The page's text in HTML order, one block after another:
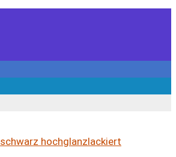
schwarz hochglanzlackiert